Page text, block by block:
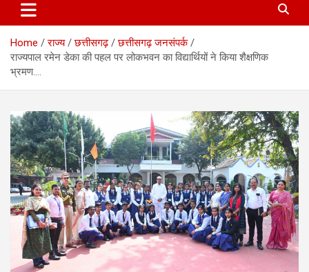
Home राज्य छत्तीसगढ़
छत्तीसगढ़ जनसंपर्क
राज्यपाल रमेन डेका की पहल पर लोकभवन का विद्यार्थियों ने किया शैक्षणिक
भ्रमण….